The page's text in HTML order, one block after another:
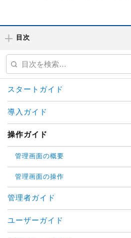
目次
スタートガイド
導入ガイド
操作ガイド
管理画面の概要
管理画面の操作
管理者ガイド
ユーザーガイド